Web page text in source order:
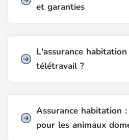
et garanties
L'assurance
télétravail ?
Assurance habitation
pour les animaux